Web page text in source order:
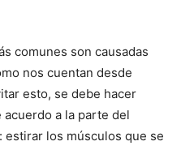
comunes son causadas
nos cuentan desde
esto, se debe hacer
a la parte del
estirar los músculos que se